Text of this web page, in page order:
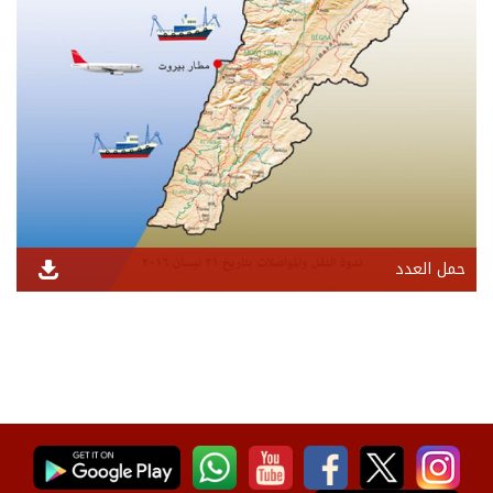
حمل العدد